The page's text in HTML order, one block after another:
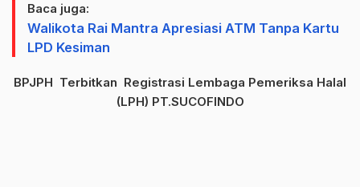
Baca juga:
Walikota Rai Mantra Apresiasi ATM Tanpa Kartu
LPD Kesiman
BPJPH Terbitkan Registrasi Lembaga Pemeriksa Halal
(LPH) PT.SUCOFINDO